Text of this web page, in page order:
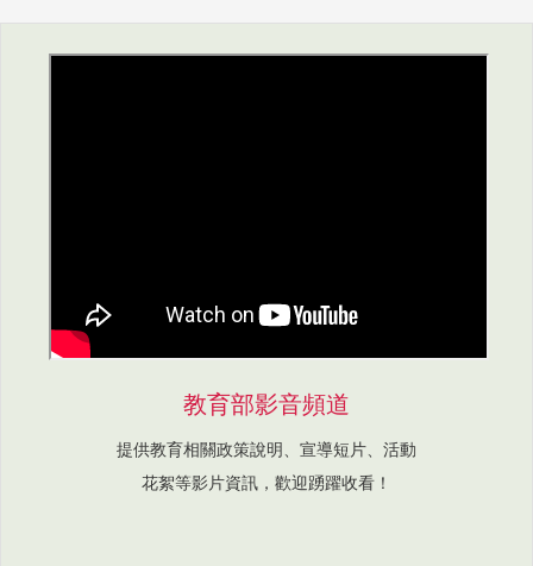
教育部影音頻道
提供教育相關政策說明、宣導短片、活動
花絮等影片資訊，歡迎踴躍收看！